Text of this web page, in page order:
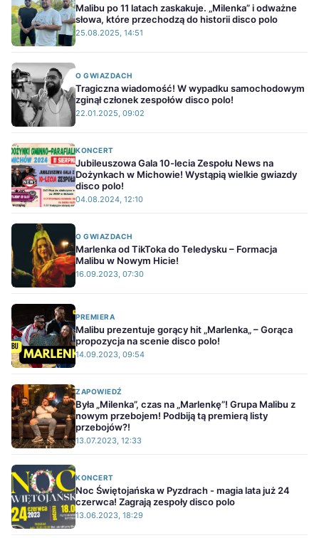
Malibu po 11 latach zaskakuje. „Milenka” i odważne
słowa, które przechodzą do historii disco polo
25.08.2025, 14:51
O GWIAZDACH
Tragiczna wiadomość! W wypadku samochodowym
zginął członek zespołów disco polo!
22.01.2025, 09:02
KONCERT
Jubileuszowa Gala 10-lecia Zespołu News na
Dożynkach w Michowie! Wystąpią wielkie gwiazdy
disco polo!
04.08.2024, 12:10
O GWIAZDACH
Marlenka od TikToka do Teledysku – Formacja
Malibu w Nowym Hicie!
16.09.2023, 07:30
PREMIERA
Malibu prezentuje gorący hit „Marlenka„ – Gorąca
propozycja na scenie disco polo!
14.09.2023, 09:54
ZAPOWIEDŹ
Była „Milenka”, czas na „Marlenkę”! Grupa Malibu z
nowym przebojem! Podbiją tą premierą listy
przebojów?!
13.07.2023, 12:33
KONCERT
Noc Świętojańska w Pyzdrach - magia lata już 24
czerwca! Zagrają zespoły disco polo
13.06.2023, 18:29